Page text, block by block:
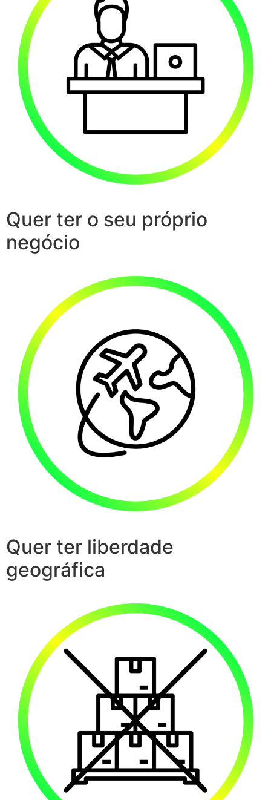
Quer ter o seu próprio
negócio
Quer ter liberdade
geográfica